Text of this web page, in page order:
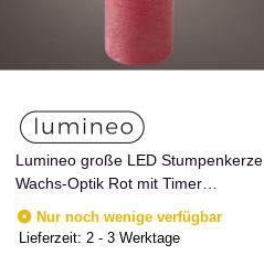
Lumineo große LED Stumpenkerze
Wachs-Optik Rot mit Timer
Flammen Effect für Drinnen
Warmweiß 19 cm hoch
Nur noch wenige verfügbar
Lieferzeit:2 - 3 Werktage